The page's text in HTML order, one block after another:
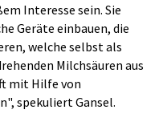
Interesse sein. Sie
Geräte einbauen, die
welche selbst als
Milchsäuren aus
mit Hilfe von
spekuliert Gansel.